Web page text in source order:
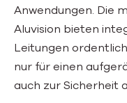
Anwendungen. Die
Aluvision bieten
Leitungen
nur für einen
auch zur Sicherheit